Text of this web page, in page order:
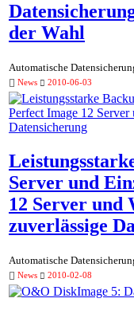
der Wahl
Automatische
News 2010-06-03
Server und
12 Server und
zuverlässige
Automatische
News 2010-02-08